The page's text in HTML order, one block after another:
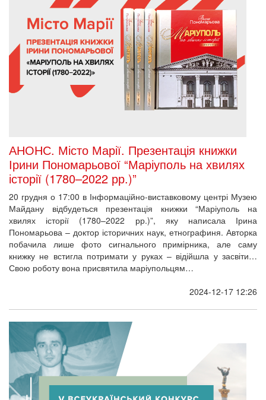
АНОНС. Місто Марії. Презентація книжки
Ірини Пономарьової “Маріуполь на хвилях
історії (1780–2022 рр.)”
20 грудня о 17:00 в Інформаційно-виставковому центрі Музею
Майдану відбудеться презентація книжки “Маріуполь на
хвилях історії (1780–2022 рр.)”, яку написала Ірина
Пономарьова – доктор історичних наук, етнографиня. Авторка
побачила лише фото сигнального примірника, але саму
книжку не встигла потримати у руках – відійшла у засвіти…
Свою роботу вона присвятила маріупольцям…
2024-12-17 12:26